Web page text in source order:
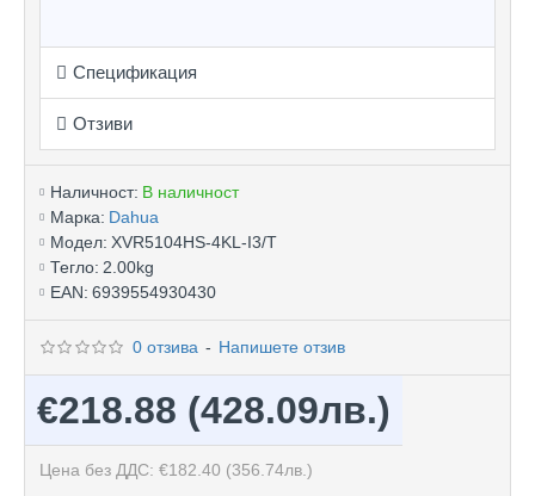
Спецификация
Отзиви
Наличност: В наличност
Марка: Dahua
Модел: XVR5104HS-4KL-I3/T
Тегло: 2.00kg
EAN: 6939554930430
0 отзива - Напишете отзив
€218.88 (428.09лв.)
Цена без ДДС: €182.40 (356.74лв.)